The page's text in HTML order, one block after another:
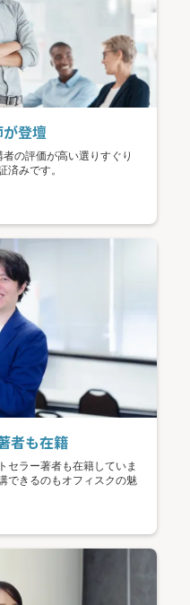
登壇
の評価が高い選りすぐり
みです。
者も在籍
セラー著者も在籍していま
できるのもオフィスクの魅